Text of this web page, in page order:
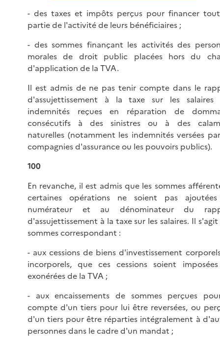
- des taxes et impôts perçus pour financer
partie de l'activité de leurs bénéficiaires ;
- des sommes finançant les activités des
morales de droit public placées hors du
d'application de la TVA.
Il est admis de ne pas tenir compte dans le
d'assujettissement à la taxe sur les salaires
indemnités reçues en réparation de
consécutifs à des sinistres ou à des
naturelles (notamment les indemnités versées
compagnies d'assurance ou les pouvoirs publics).
100
En revanche, il est admis que les sommes
certaines opérations ne soient pas
numérateur et au dénominateur du
d'assujettissement à la taxe sur les salaires. Il
sommes correspondant :
- aux cessions de biens d'investissement
incorporels, que ces cessions soient
exonérées de la TVA ;
- aux encaissements de sommes perçues
compte d'un tiers pour lui être reversées, ou
d'un tiers pour être réparties intégralement à
personnes dans le cadre d'un mandat ;